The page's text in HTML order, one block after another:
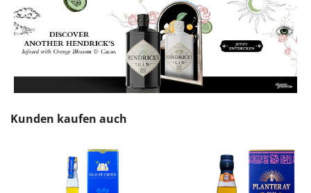
Produktgalerie überspringen
Kunden kaufen auch